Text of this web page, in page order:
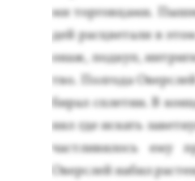
ми тор­говца­ми.
дей рас­цве­тали в
онаж, под­куп,
тво. Пол­го­да
бирал сплет­ни. В
нял где ис­кать
час­тли­вилось ему
Овер­слей на­бил